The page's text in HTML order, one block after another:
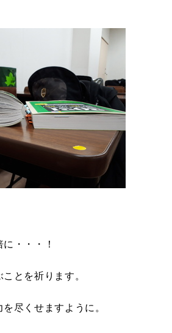
・・・！
とを祈ります。
尽くせますように。